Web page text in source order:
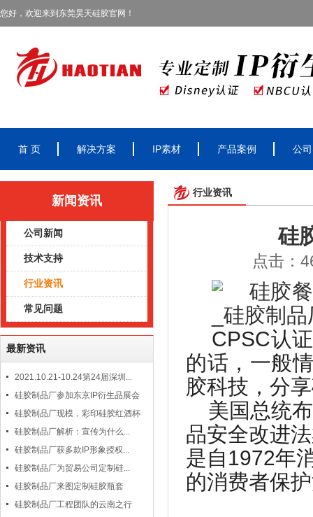
您好，欢迎来到东莞昊天硅胶官网！
首 页 解决方案 IP素材 产品案例 公
新闻资讯
公司新闻
技术支持
行业资讯
常见问题
最新资讯
2021.10.21-10.24第24届深圳...
硅胶制品厂参加东京IP衍生品展会
硅胶制品厂现模，彩印硅胶红酒杯
硅胶制品厂解析：宣传为什么...
硅胶制品厂获多款IP形象授权...
硅胶制品厂为贸易公司定制硅...
硅胶制品厂来图定制硅胶瓶套
硅胶制品厂工程团队的云南之行
行业资讯
硅
点击：
CPSC认
的话，一般
胶科技，分
美国总统
品安全改进
是自 1972年
的消费者保